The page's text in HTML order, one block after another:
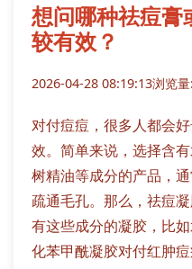
想问哪种祛痘膏
较有效？
2026-04-28 08:19:13浏览
对付痘痘，很多人都会
效。简单来说，选择含
树精油等成分的产品，
疏通毛孔。那么，祛痘
有这些成分的凝胶，比
化苯甲酰凝胶对付红肿